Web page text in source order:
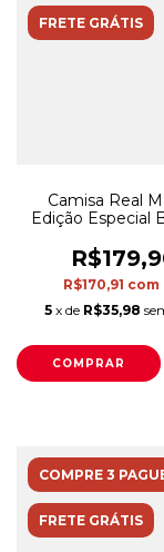
FRETE GRÁTIS
Camisa Real
Edição Especial
Masculina -
R$170,91 com
5 x de R$35,98
COMPRAR
COMPRE 3
FRETE GRÁTIS